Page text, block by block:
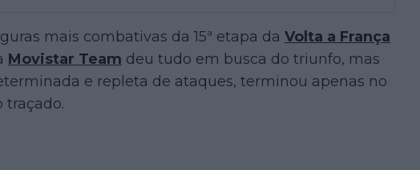
mais combativas da 15ª etapa da Volta a França
Movistar Team deu tudo em busca do triunfo, mas
e repleta de ataques, terminou apenas no
traçado.